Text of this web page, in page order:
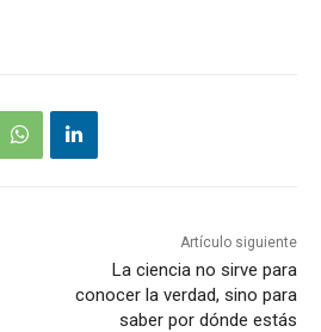
Artículo siguiente
La ciencia no sirve para
conocer la verdad, sino para
saber por dónde estás